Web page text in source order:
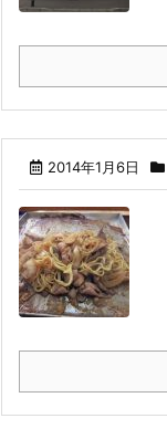
2014年1月6日